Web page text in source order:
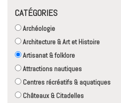
CATÉGORIES
Archéologie
Architecture & Art et Histoire
Artisanat & folklore
Attractions nautiques
Centres récréatifs & aquatiques
Châteaux & Citadelles